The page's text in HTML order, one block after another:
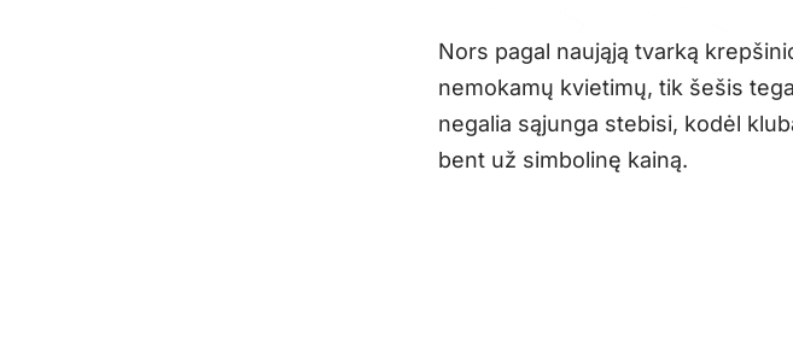
Nors pagal naująją tvarką
nemokamų kvietimų, tik šešis
negalia sąjunga stebisi, kodėl
bent už simbolinę kainą.